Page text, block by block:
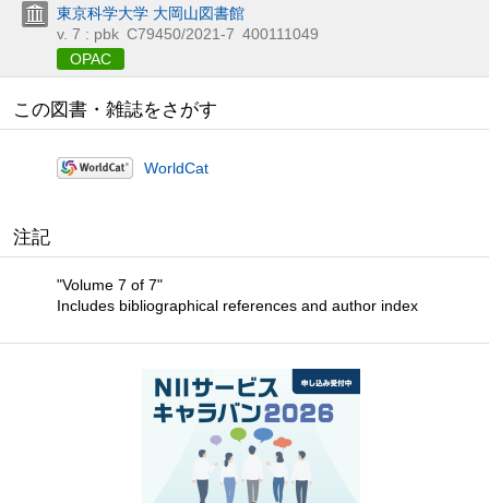
東京科学大学 大岡山図書館
v. 7 : pbk C79450/2021-7 400111049
OPAC
この図書・雑誌をさがす
WorldCat
注記
"Volume 7 of 7"
Includes bibliographical references and author index